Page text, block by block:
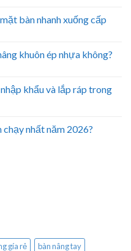
bàn nhanh xuống cấp
khuôn ép nhựa không?
khẩu và lắp ráp trong
chạy nhất năm 2026?
gía rẻ bàn nâng tay